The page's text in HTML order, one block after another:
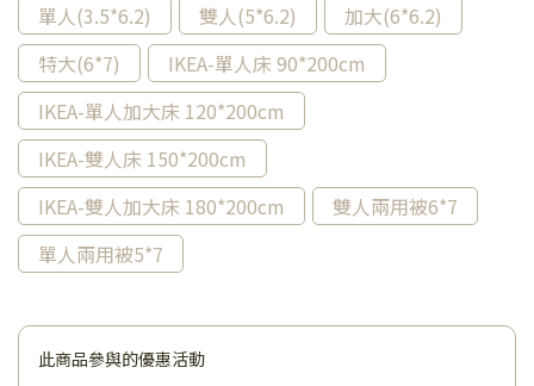
單人(3.5*6.2)
雙人(5*6.2)
加大(6*6.2)
特大(6*7)
IKEA-單人床 90*200cm
IKEA-單人加大床 120*200cm
IKEA-雙人床 150*200cm
IKEA-雙人加大床 180*200cm
雙人兩用被6*7
單人兩用被5*7
此商品參與的優惠活動